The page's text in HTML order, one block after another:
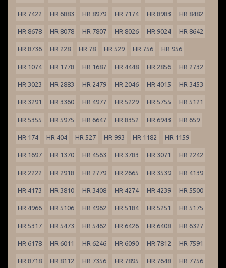
HR 7422 HR 6883 HR 8979 HR 7174 HR 8983 HR 8482
HR 8678 HR 8078 HR 7807 HR 8026 HR 9024 HR 8642
HR 8736 HR 228 HR 78 HR 529 HR 756 HR 956
HR 1074 HR 1778 HR 1687 HR 4448 HR 2856 HR 2732
HR 3023 HR 2883 HR 2479 HR 2046 HR 4015 HR 3453
HR 3291 HR 3360 HR 4977 HR 5229 HR 5755 HR 5121
HR 5355 HR 5975 HR 6647 HR 8352 HR 6943 HR 659
HR 174 HR 404 HR 527 HR 993 HR 1182 HR 1159
HR 1697 HR 1370 HR 4563 HR 3783 HR 3071 HR 2242
HR 2222 HR 2918 HR 2779 HR 2665 HR 3539 HR 4139
HR 4173 HR 3810 HR 3408 HR 4274 HR 4239 HR 5500
HR 4966 HR 5106 HR 4962 HR 5184 HR 5251 HR 5175
HR 5317 HR 5473 HR 5462 HR 6426 HR 6408 HR 6327
HR 6178 HR 6011 HR 6246 HR 6090 HR 7812 HR 7591
HR 8718 HR 8112 HR 7356 HR 7895 HR 7648 HR 7756